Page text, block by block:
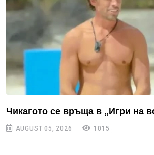
Чикагото се връща в „Игри на
AUGUST 05, 2026 1015